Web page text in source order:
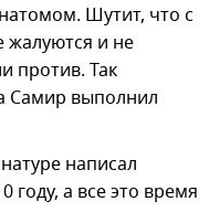
Шутит, что с
жалуются и не
против. Так
Самир выполнил
написал
году, а все это время